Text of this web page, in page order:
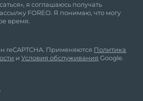
я соглашаюсь получать
FOREO. Я понимаю, что могу
время.
reCAPTCHA. Применяются Политика
иУсловия обслуживания Google.